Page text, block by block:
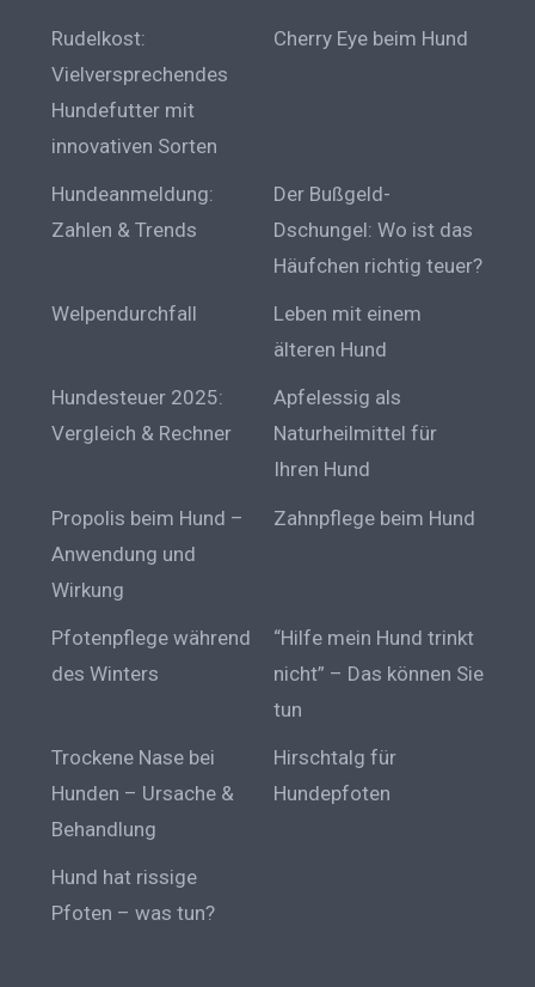
Rudelkost:
Vielversprechendes
Hundefutter mit
innovativen Sorten
Cherry Eye beim Hund
Hundeanmeldung:
Zahlen & Trends
Der Bußgeld-
Dschungel: Wo ist das
Häufchen richtig teuer?
Welpendurchfall
Leben mit einem
älteren Hund
Hundesteuer 2025:
Vergleich & Rechner
Apfelessig als
Naturheilmittel für
Ihren Hund
Propolis beim Hund –
Anwendung und
Wirkung
Zahnpflege beim Hund
Pfotenpflege während
des Winters
“Hilfe mein Hund trinkt
nicht” – Das können Sie
tun
Trockene Nase bei
Hunden – Ursache &
Behandlung
Hirschtalg für
Hundepfoten
Hund hat rissige
Pfoten – was tun?